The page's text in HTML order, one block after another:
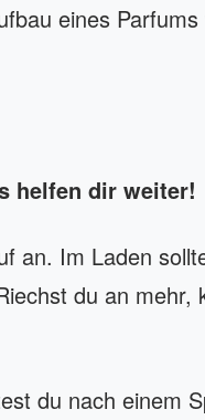
eines
helfen dir weiter!
an. Im Laden
du an mehr,
du nach einem